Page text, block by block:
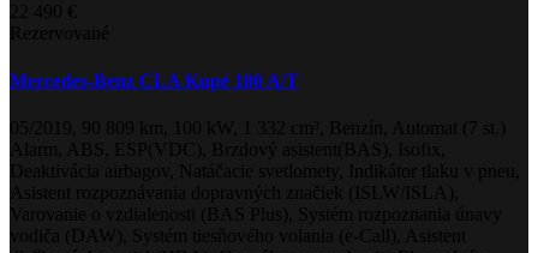
22 490 €
Rezervované
Mercedes-Benz CLA Kupé 180 A/T
05/2019, 90 809 km, 100 kW, 1 332 cm³, Benzín, Automat (7 st.)
Alarm, ABS, ESP(VDC), Brzdový asistent(BAS), Isofix,
Deaktivácia airbagov, Natáčacie svetlomety, Indikátor tlaku v pneu,
Asistent rozpoznávania dopravných značiek (ISLW/ISLA),
Varovanie o vzdialenosti (BAS Plus), Systém rozpoznania únavy
vodiča (DAW), Systém tiesňového volania (e-Call), Asistent